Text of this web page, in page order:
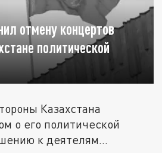
отмену концертов
политической
Казахстана
о его политической
к деятелям